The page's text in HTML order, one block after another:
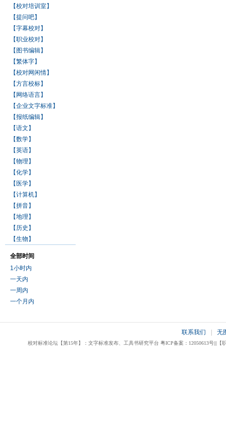
【校对培训室】
【提问吧】
【字幕校对】
【职业校对】
【图书编辑】
【繁体字】
【校对网闲情】
【方言校标】
【网络语言】
【企业文字标准】
【报纸编辑】
【语文】
【数学】
【英语】
【物理】
【化学】
【医学】
【计算机】
【拼音】
【地理】
【历史】
【生物】
全部时间
1小时内
一天内
一周内
一个月内
联系我们 无
校对标准论坛【第15年】：文字标准发布、工具书研究平台 粤ICP备案：12050613号|||【